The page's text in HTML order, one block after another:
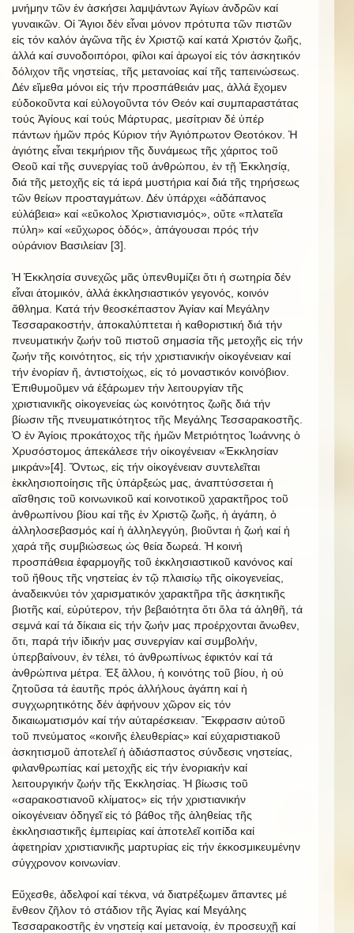
μνήμην τῶν ἐν ἀσκήσει λαμψάντων Ἁγίων ἀνδρῶν καί
γυναικῶν. Οἱ Ἅγιοι δέν εἶναι μόνον πρότυπα τῶν πιστῶν
εἰς τόν καλόν ἀγῶνα τῆς ἐν Χριστῷ καί κατά Χριστόν ζωῆς,
ἀλλά καί συνοδοιπόροι, φίλοι καί ἀρωγοί εἰς τόν ἀσκητικόν
δόλιχον τῆς νηστείας, τῆς μετανοίας καί τῆς ταπεινώσεως.
Δέν εἴμεθα μόνοι εἰς τήν προσπάθειάν μας, ἀλλά ἔχομεν
εὐδοκοῦντα καί εὐλογοῦντα τόν Θεόν καί συμπαραστάτας
τούς Ἁγίους καί τούς Μάρτυρας, μεσίτριαν δέ ὑπέρ
πάντων ἡμῶν πρός Κύριον τήν Ἁγιόπρωτον Θεοτόκον. Ἡ
ἁγιότης εἶναι τεκμήριον τῆς δυνάμεως τῆς χάριτος τοῦ
Θεοῦ καί τῆς συνεργίας τοῦ ἀνθρώπου, ἐν τῇ Ἐκκλησίᾳ,
διά τῆς μετοχῆς εἰς τά ἱερά μυστήρια καί διά τῆς τηρήσεως
τῶν θείων προσταγμάτων. Δέν ὑπάρχει «ἀδάπανος
εὐλάβεια» καί «εὔκολος Χριστιανισμός», οὔτε «πλατεῖα
πύλη» καί «εὔχωρος ὁδός», ἀπάγουσαι πρός τήν
οὐράνιον Βασιλείαν [3].
Ἡ Ἐκκλησία συνεχῶς μᾶς ὑπενθυμίζει ὅτι ἡ σωτηρία δέν
εἶναι ἀτομικόν, ἀλλά ἐκκλησιαστικόν γεγονός, κοινόν
ἄθλημα. Κατά τήν θεοσκέπαστον Ἁγίαν καί Μεγάλην
Τεσσαρακοστήν, ἀποκαλύπτεται ἡ καθοριστική διά τήν
πνευματικήν ζωήν τοῦ πιστοῦ σημασία τῆς μετοχῆς εἰς τήν
ζωήν τῆς κοινότητος, εἰς τήν χριστιανικήν οἰκογένειαν καί
τήν ἐνορίαν ἤ, ἀντιστοίχως, εἰς τό μοναστικόν κοινόβιον.
Ἐπιθυμοῦμεν νά ἐξάρωμεν τήν λειτουργίαν τῆς
χριστιανικῆς οἰκογενείας ὡς κοινότητος ζωῆς διά τήν
βίωσιν τῆς πνευματικότητος τῆς Μεγάλης Τεσσαρακοστῆς.
Ὁ ἐν Ἁγίοις προκάτοχος τῆς ἡμῶν Μετριότητος Ἰωάννης ὁ
Χρυσόστομος ἀπεκάλεσε τήν οἰκογένειαν «Ἐκκλησίαν
μικράν»[4]. Ὄντως, εἰς τήν οἰκογένειαν συντελεῖται
ἐκκλησιοποίησις τῆς ὑπάρξεώς μας, ἀναπτύσσεται ἡ
αἴσθησις τοῦ κοινωνικοῦ καί κοινοτικοῦ χαρακτῆρος τοῦ
ἀνθρωπίνου βίου καί τῆς ἐν Χριστῷ ζωῆς, ἡ ἀγάπη, ὁ
ἀλληλοσεβασμός καί ἡ ἀλληλεγγύη, βιοῦνται ἡ ζωή καί ἡ
χαρά τῆς συμβιώσεως ὡς θεία δωρεά. Ἡ κοινή
προσπάθεια ἐφαρμογῆς τοῦ ἐκκλησιαστικοῦ κανόνος καί
τοῦ ἤθους τῆς νηστείας ἐν τῷ πλαισίῳ τῆς οἰκογενείας,
ἀναδεικνύει τόν χαρισματικόν χαρακτῆρα τῆς ἀσκητικῆς
βιοτῆς καί, εὐρύτερον, τήν βεβαιότητα ὅτι ὅλα τά ἀληθῆ, τά
σεμνά καί τά δίκαια εἰς τήν ζωήν μας προέρχονται ἄνωθεν,
ὅτι, παρά τήν ἰδικήν μας συνεργίαν καί συμβολήν,
ὑπερβαίνουν, ἐν τέλει, τό ἀνθρωπίνως ἐφικτόν καί τά
ἀνθρώπινα μέτρα. Ἐξ ἄλλου, ἡ κοινότης τοῦ βίου, ἡ οὐ
ζητοῦσα τά ἑαυτῆς πρός ἀλλήλους ἀγάπη καί ἡ
συγχωρητικότης δέν ἀφήνουν χῶρον εἰς τόν
δικαιωματισμόν καί τήν αὐταρέσκειαν. Ἔκφρασιν αὐτοῦ
τοῦ πνεύματος «κοινῆς ἐλευθερίας» καί εὐχαριστιακοῦ
ἀσκητισμοῦ ἀποτελεῖ ἡ ἀδιάσπαστος σύνδεσις νηστείας,
φιλανθρωπίας καί μετοχῆς εἰς τήν ἐνοριακήν καί
λειτουργικήν ζωήν τῆς Ἐκκλησίας. Ἡ βίωσις τοῦ
«σαρακοστιανοῦ κλίματος» εἰς τήν χριστιανικήν
οἰκογένειαν ὁδηγεῖ εἰς τό βάθος τῆς ἀληθείας τῆς
ἐκκλησιαστικῆς ἐμπειρίας καί ἀποτελεῖ κοιτίδα καί
ἀφετηρίαν χριστιανικῆς μαρτυρίας εἰς τήν ἐκκοσμικευμένην
σύγχρονον κοινωνίαν.
Εὔχεσθε, ἀδελφοί καί τέκνα, νά διατρέξωμεν ἅπαντες μέ
ἔνθεον ζῆλον τό στάδιον τῆς Ἁγίας καί Μεγάλης
Τεσσαρακοστῆς ἐν νηστείᾳ καί μετανοίᾳ, ἐν προσευχῇ καί